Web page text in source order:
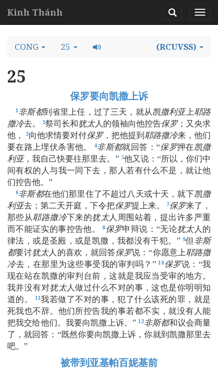
Kinh Thánh
CONG 25 (RCUVSS)
25
保罗要向凯撒上诉
1非斯都到省里上任，过了三天，就从凯撒利亚上耶路
撒冷去。 2祭司长和犹太人的领袖向他控告保罗；又央求
他，
3向他求情要对付保罗，把他提到耶路撒冷来，他们
要在路上埋伏杀害他。
4非斯都就回答：“保罗押在凯撒
利亚，我自己快要往那里去。” 5他又说：“所以，你们中
间有权的人与我一同下去，那人若有什么不是，就让他
们控告他。”
6非斯都在他们那里住了不超过八天或十天，就下凯撒
利亚去；第二天开庭，下令把保罗提上来。 7保罗来了，
那些从耶路撒冷下来的犹太人周围站着，提出许多严重
而不能证实的事控告他。
8 保罗申辩说：“无论犹太人的
律法，或是圣殿，或是凯撒，我都没有干犯。” 9但非斯
都要讨犹太人的喜欢，就回答保罗说：“你愿意上耶路撒
冷去，在那里为这些事受我的审判吗？” 10 保罗说：“我
现在站在凯撒的审判台前，这就是我应当受审的地方。
我并没有对犹太人做过什么不对的事，这也是你明明知
道的。
11我若做了不对的事，犯了什么该死的罪，就是
死我也不辞。他们所控告我的事若都不实，就没有人能
把我交给他们。我要向凯撒上诉。” 12非斯都和议会商量
了，就回答：“既然你要向凯撒上诉，你就到凯撒那里去
吧。”
被带到亚基帕百妮基前